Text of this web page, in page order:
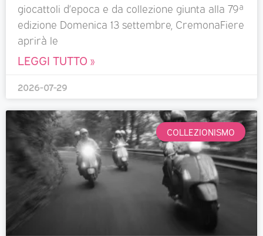
giocattoli d’epoca e da collezione giunta alla 79ª
edizione Domenica 13 settembre, CremonaFiere
aprirà le
LEGGI TUTTO »
2026-07-29
COLLEZIONISMO